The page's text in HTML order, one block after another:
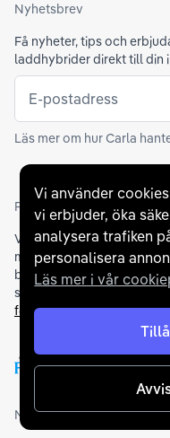
Vi använder
vi erbjuder, öka
analysera trafiken
personalisera
Läs mer i vår
Nyhetsbrev
Få nyheter, tips och
laddhybrider direkt till din
E-postadress
Läs mer om hur Carla
Partners och
Vi samarbetar med
möjliga
betalningsmetoder. För
samarbetar vi med
försäkringar och garantier.
Medlemskap och